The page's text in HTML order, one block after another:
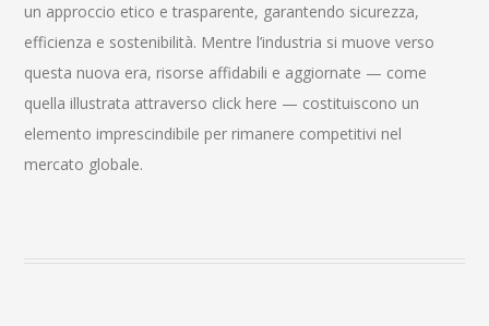
un approccio etico e trasparente, garantendo sicurezza,
efficienza e sostenibilità. Mentre l’industria si muove verso
questa nuova era, risorse affidabili e aggiornate — come
quella illustrata attraverso click here — costituiscono un
elemento imprescindibile per rimanere competitivi nel
mercato globale.